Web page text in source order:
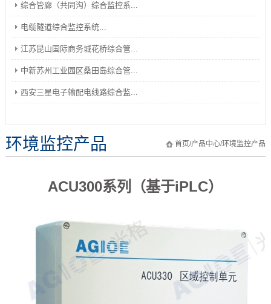
综合管廊（共同沟）综合监控系...
电缆隧道综合监控系统...
江苏昆山国际商务城花桥综合管...
中新苏州工业园区桑田岛综合管...
西安三星电子输配电线路综合监...
首页/产品中心/环境监控产品
环境监控产品
ACU300系列（基于iPLC）